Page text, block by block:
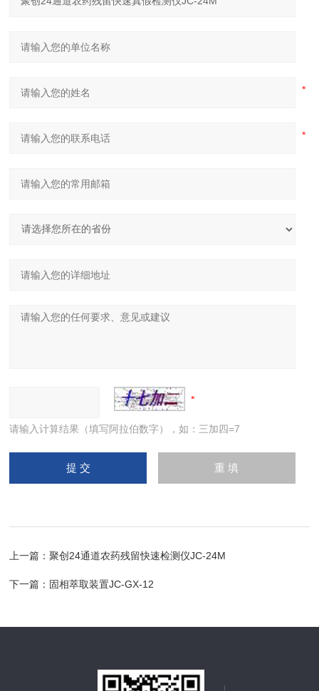
请输入计算结果（填写阿拉伯数字），如：三加四=7
上一篇：聚创24通道农药残留快速检测仪JC-24M
下一篇： 固相萃取装置JC-GX-12